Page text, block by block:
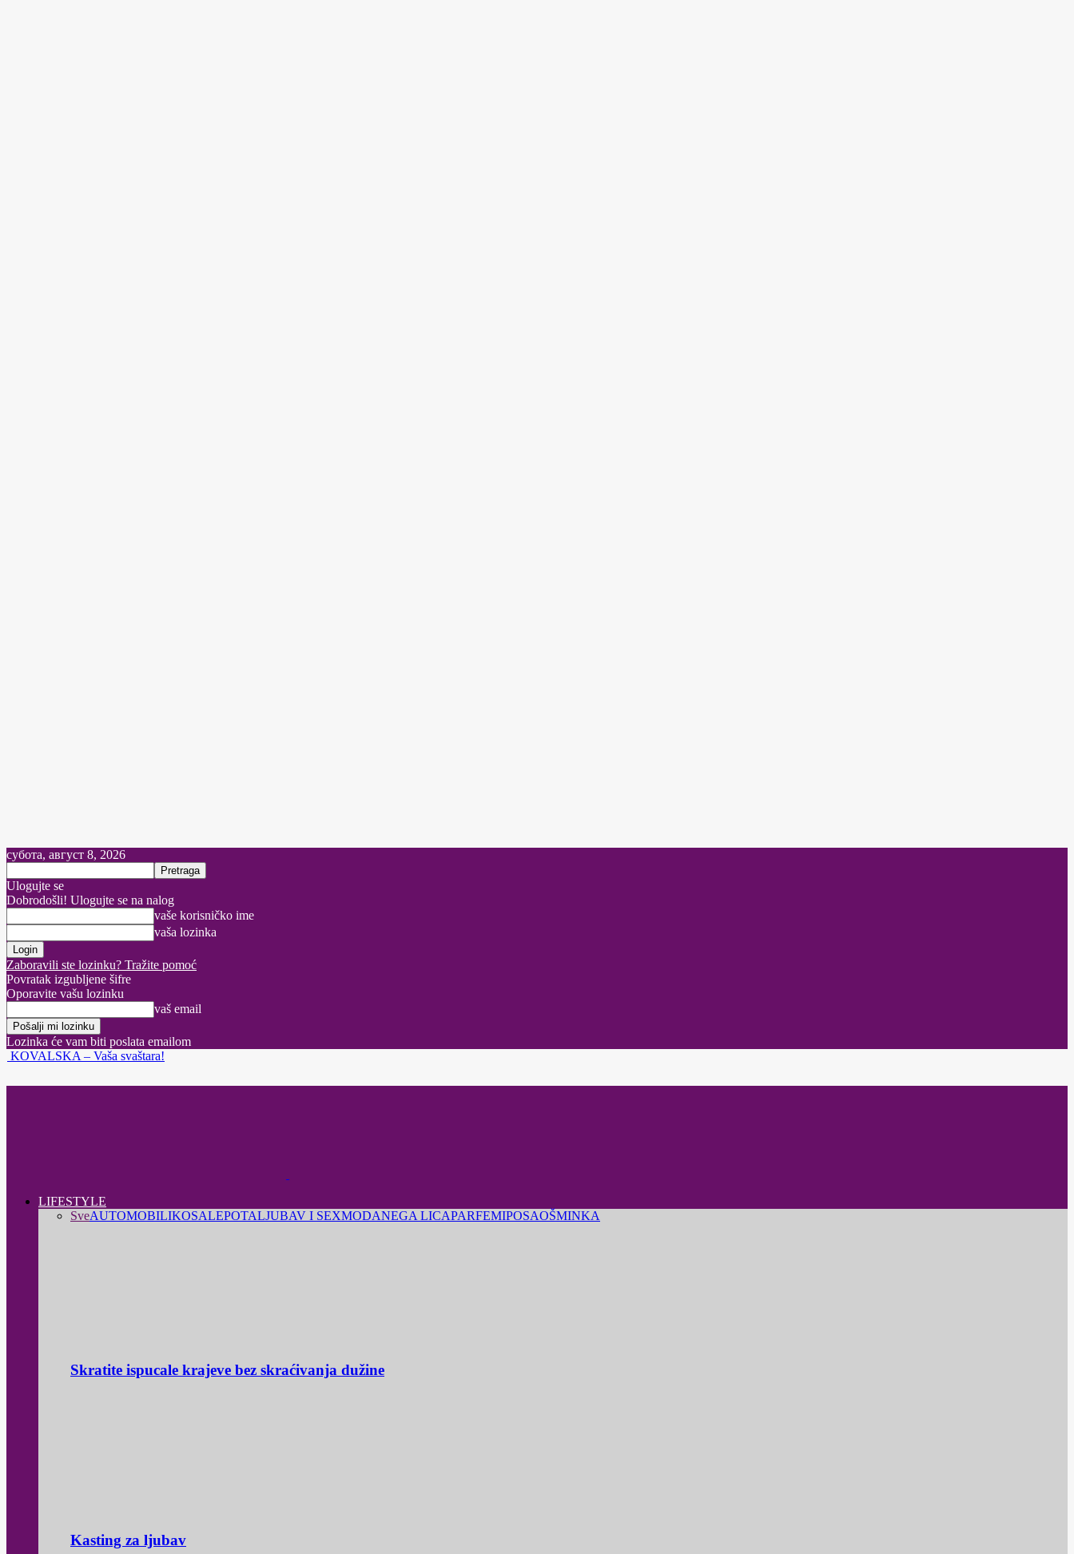
субота, август 8, 2026
Ulogujte se
Dobrodošli! Ulogujte se na nalog
vaše korisničko ime
vaša lozinka
Zaboravili ste lozinku? Tražite pomoć
Povratak izgubljene šifre
Oporavite vašu lozinku
vaš email
Lozinka će vam biti poslata emailom
KOVALSKA – Vaša svaštara!
LIFESTYLE
SveAUTOMOBILIKOSALEPOTALJUBAV I SEXMODANEGA LICAPARFEMIPOSAOŠMINKA
Skratite ispucale krajeve bez skraćivanja dužine
Kasting za ljubav